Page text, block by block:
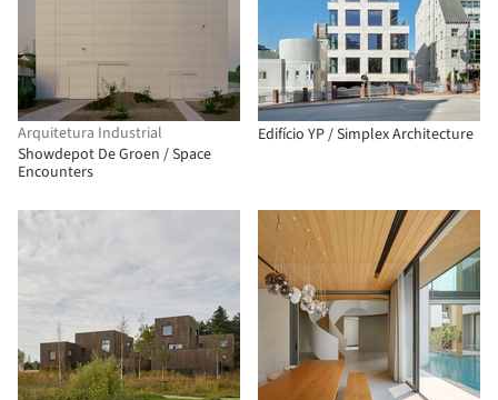
Arquitetura Industrial
Showdepot De Groen / Space
Encounters
Edifício YP / Simplex Architecture